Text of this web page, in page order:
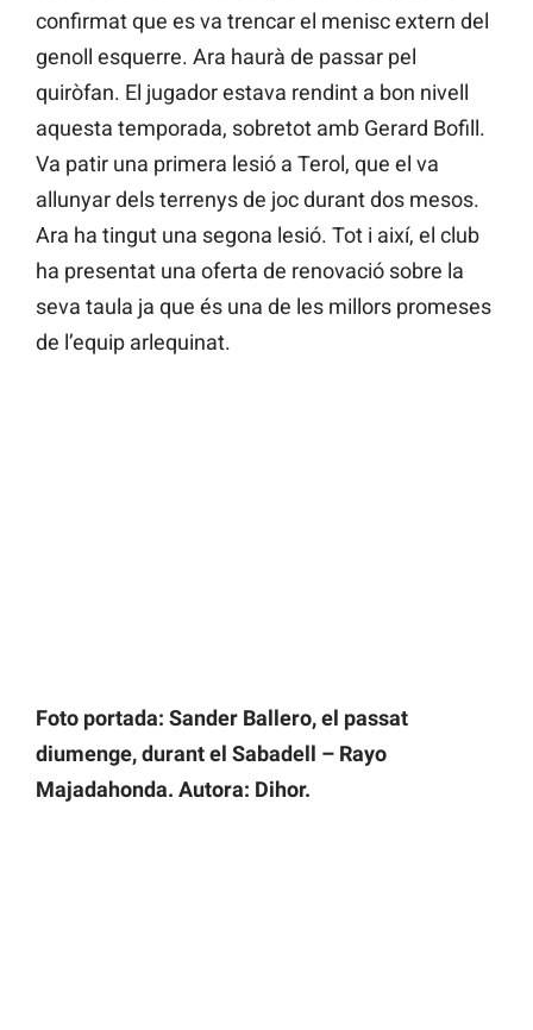
confirmat que es va trencar el menisc extern del
genoll esquerre. Ara haurà de passar pel
quiròfan. El jugador estava rendint a bon nivell
aquesta temporada, sobretot amb Gerard Bofill.
Va patir una primera lesió a Terol, que el va
allunyar dels terrenys de joc durant dos mesos.
Ara ha tingut una segona lesió. Tot i així, el club
ha presentat una oferta de renovació sobre la
seva taula ja que és una de les millors promeses
de l’equip arlequinat.
Foto portada: Sander Ballero, el passat
diumenge, durant el Sabadell – Rayo
Majadahonda. Autora: Dihor.